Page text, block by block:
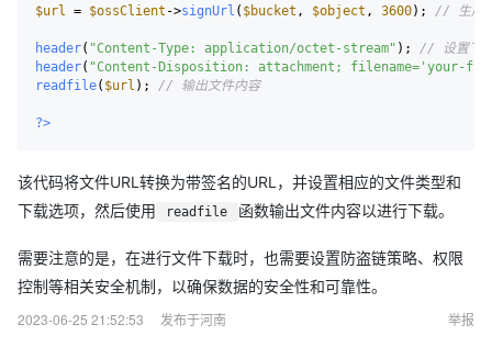
$url = $ossClient ->signUrl ( $bucket , $object , 3600); // 生成
header( "Content-Type: application/octet-stream" ); // 设置下
header( "Content-Disposition: attachment; filename='your-
readfile( $url ); // 输出文件内容
?>
该代码将文件URL转换为带签名的URL，并设置相应的文件类型和
下载选项，然后使用
readfile 函数输出文件内容以进行下载。
需要注意的是，在进行文件下载时，也需要设置防盗链策略、权限
控制等相关安全机制，以确保数据的安全性和可靠性。
2023-06-25 21:52:53
发布于河南 举报